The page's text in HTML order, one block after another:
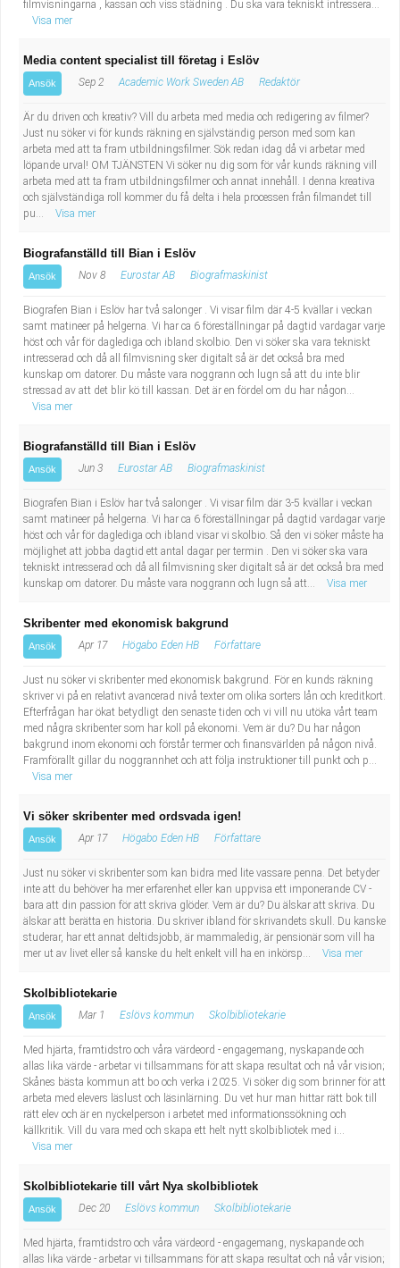
filmvisningarna , kassan och viss städning . Du ska vara tekniskt intressera...
Visa mer
Media content specialist till företag i Eslöv
Ansök Sep 2 Academic Work Sweden AB Redaktör
Är du driven och kreativ? Vill du arbeta med media och redigering av filmer?
Just nu söker vi för kunds räkning en självständig person med som kan
arbeta med att ta fram utbildningsfilmer. Sök redan idag då vi arbetar med
löpande urval! OM TJÄNSTEN Vi söker nu dig som för vår kunds räkning vill
arbeta med att ta fram utbildningsfilmer och annat innehåll. I denna kreativa
och självständiga roll kommer du få delta i hela processen från filmandet till
pu...
Visa mer
Biografanställd till Bian i Eslöv
Ansök Nov 8 Eurostar AB Biografmaskinist
Biografen Bian i Eslöv har två salonger . Vi visar film där 4-5 kvällar i veckan
samt matineer på helgerna. Vi har ca 6 föreställningar på dagtid vardagar varje
höst och vår för daglediga och ibland skolbio. Den vi söker ska vara tekniskt
intresserad och då all filmvisning sker digitalt så är det också bra med
kunskap om datorer. Du måste vara noggrann och lugn så att du inte blir
stressad av att det blir kö till kassan. Det är en fördel om du har någon...
Visa mer
Biografanställd till Bian i Eslöv
Ansök Jun 3 Eurostar AB Biografmaskinist
Biografen Bian i Eslöv har två salonger . Vi visar film där 3-5 kvällar i veckan
samt matineer på helgerna. Vi har ca 6 föreställningar på dagtid vardagar varje
höst och vår för daglediga och ibland visar vi skolbio. Så den vi söker måste ha
möjlighet att jobba dagtid ett antal dagar per termin . Den vi söker ska vara
tekniskt intresserad och då all filmvisning sker digitalt så är det också bra med
kunskap om datorer. Du måste vara noggrann och lugn så att...
Visa mer
Skribenter med ekonomisk bakgrund
Ansök Apr 17 Högabo Eden HB Författare
Just nu söker vi skribenter med ekonomisk bakgrund. För en kunds räkning
skriver vi på en relativt avancerad nivå texter om olika sorters lån och kreditkort.
Efterfrågan har ökat betydligt den senaste tiden och vi vill nu utöka vårt team
med några skribenter som har koll på ekonomi. Vem är du? Du har någon
bakgrund inom ekonomi och förstår termer och finansvärlden på någon nivå.
Framförallt gillar du noggrannhet och att följa instruktioner till punkt och p...
Visa mer
Vi söker skribenter med ordsvada igen!
Ansök Apr 17 Högabo Eden HB Författare
Just nu söker vi skribenter som kan bidra med lite vassare penna. Det betyder
inte att du behöver ha mer erfarenhet eller kan uppvisa ett imponerande CV -
bara att din passion för att skriva glöder. Vem är du? Du älskar att skriva. Du
älskar att berätta en historia. Du skriver ibland för skrivandets skull. Du kanske
studerar, har ett annat deltidsjobb, är mammaledig, är pensionär som vill ha
mer ut av livet eller så kanske du helt enkelt vill ha en inkörsp...
Visa mer
Skolbibliotekarie
Ansök Mar 1 Eslövs kommun Skolbibliotekarie
Med hjärta, framtidstro och våra värdeord - engagemang, nyskapande och
allas lika värde - arbetar vi tillsammans för att skapa resultat och nå vår vision;
Skånes bästa kommun att bo och verka i 2025. Vi söker dig som brinner för att
arbeta med elevers läslust och läsinlärning. Du vet hur man hittar rätt bok till
rätt elev och är en nyckelperson i arbetet med informationssökning och
källkritik. Vill du vara med och skapa ett helt nytt skolbibliotek med i...
Visa mer
Skolbibliotekarie till vårt Nya skolbibliotek
Ansök Dec 20 Eslövs kommun Skolbibliotekarie
Med hjärta, framtidstro och våra värdeord - engagemang, nyskapande och
allas lika värde - arbetar vi tillsammans för att skapa resultat och nå vår vision;